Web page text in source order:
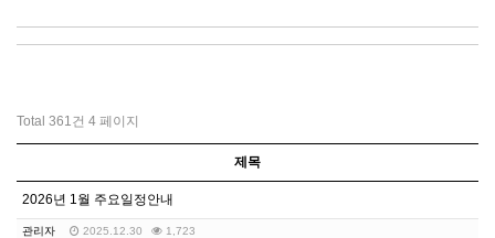
Total 361건 4 페이지
제목
2026년 1월 주요일정안내
관리자 2025.12.30 1,723